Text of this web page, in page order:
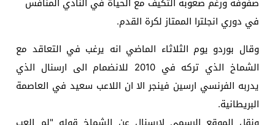
في دوري انجلترا الممتاز لكرة القدم.
وقال بوردو يوم الثلاثاء الماضي انه يرغب في التعاقد مع
الشماخ الذي تركه في 2010 للانضمام الى ارسنال الذي
يدربه الفرنسي ارسين فينجر الا ان اللاعب سعيد في العاصمة
البريطانية.